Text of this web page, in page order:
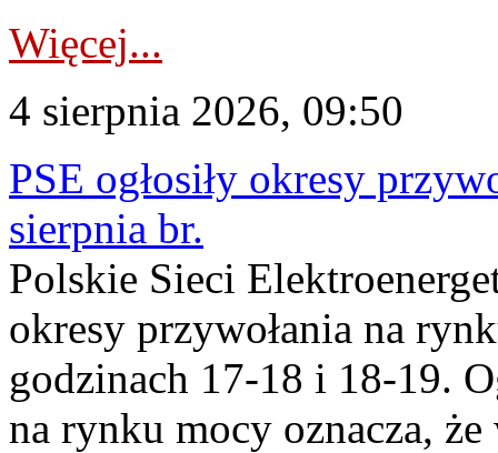
Więcej...
4 sierpnia 2026, 09:50
PSE ogłosiły okresy
sierpnia br.
Polskie Sieci
okresy przywołania na
godzinach 17-18 i 18-19.
na rynku mocy oznacza,